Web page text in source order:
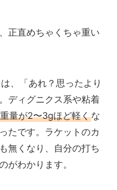
正直めちゃくちゃ重い
、「あれ？思ったより
ディグニクス系や粘着
量が2〜3gほど軽くな
たです。ラケットのカ
無くなり、自分の打ち
がわかります。